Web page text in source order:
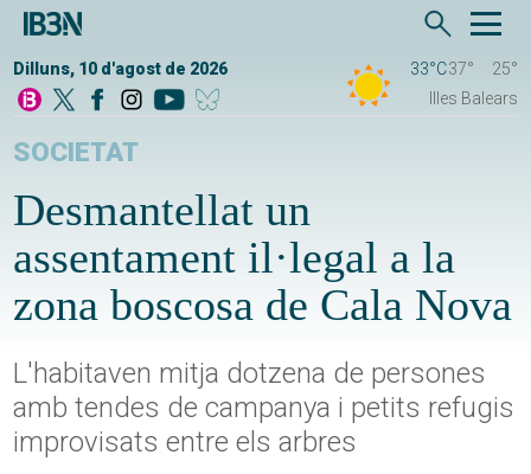
Dilluns, 10 d'agost de 2026 33°C37°
25°
Illes Balears
SOCIETAT
Desmantellat un
assentament il·legal a la
zona boscosa de Cala Nova
L'habitaven mitja dotzena de persones
amb tendes de campanya i petits refugis
improvisats entre els arbres